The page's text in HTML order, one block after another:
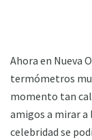
Ahora en Nueva
termómetros
momento tan
amigos a mirar a
celebridad se